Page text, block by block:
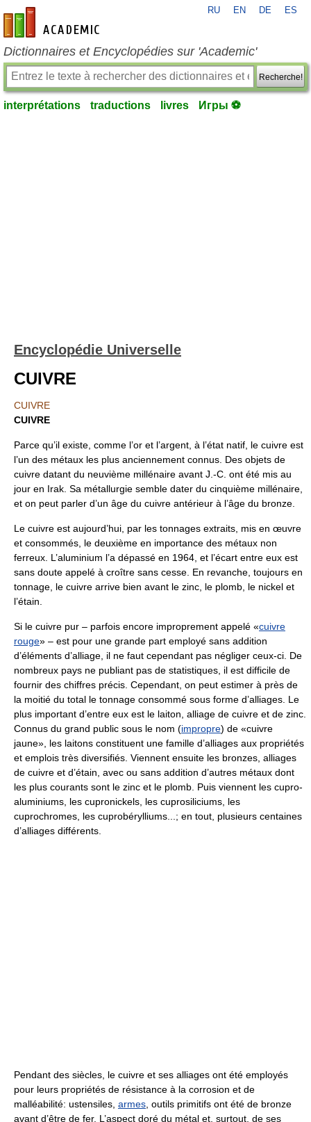
fr-academic.com
RU EN DE ES
Dictionnaires et Encyclopédies sur 'Academic'
Recherche!
interprétations traductions livres Игры ⚽
Encyclopédie Universelle
CUIVRE
CUIVRE
CUIVRE
Parce qu’il existe, comme l’or et l’argent, à l’état natif, le cuivre est
l’un des métaux les plus anciennement connus. Des objets de
cuivre datant du neuvième millénaire avant J.-C. ont été mis au
jour en Irak. Sa métallurgie semble dater du cinquième millénaire,
et on peut parler d’un âge du cuivre antérieur à l’âge du bronze.
Le cuivre est aujourd’hui, par les tonnages extraits, mis en œuvre
et consommés, le deuxième en importance des métaux non
ferreux. L’aluminium l’a dépassé en 1964, et l’écart entre eux est
sans doute appelé à croître sans cesse. En revanche, toujours en
tonnage, le cuivre arrive bien avant le zinc, le plomb, le nickel et
l’étain.
Si le cuivre pur – parfois encore improprement appelé «cuivre
rouge» – est pour une grande part employé sans addition
d’éléments d’alliage, il ne faut cependant pas négliger ceux-ci. De
nombreux pays ne publiant pas de statistiques, il est difficile de
fournir des chiffres précis. Cependant, on peut estimer à près de
la moitié du total le tonnage consommé sous forme d’alliages. Le
plus important d’entre eux est le laiton, alliage de cuivre et de zinc.
Connus du grand public sous le nom (impropre) de «cuivre
jaune», les laitons constituent une famille d’alliages aux propriétés
et emplois très diversifiés. Viennent ensuite les bronzes, alliages
de cuivre et d’étain, avec ou sans addition d’autres métaux dont
les plus courants sont le zinc et le plomb. Puis viennent les cupro-
aluminiums, les cupronickels, les cuprosiliciums, les
cuprochromes, les cuprobérylliums...; en tout, plusieurs centaines
d’alliages différents.
Pendant des siècles, le cuivre et ses alliages ont été employés
pour leurs propriétés de résistance à la corrosion et de
malléabilité: ustensiles, armes , outils primitifs ont été de bronze
avant d’être de fer. L’aspect doré du métal et, surtout, de ses